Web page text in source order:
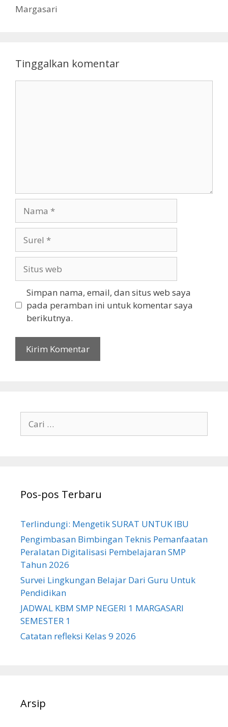
Margasari
Tinggalkan komentar
web
Simpan nama, email, dan situs web saya
pada peramban ini untuk komentar saya
berikutnya.
untuk:
Pos-pos Terbaru
Terlindungi: Mengetik SURAT UNTUK IBU
Pengimbasan Bimbingan Teknis Pemanfaatan
Peralatan Digitalisasi Pembelajaran SMP
Tahun 2026
Survei Lingkungan Belajar Dari Guru Untuk
Pendidikan
JADWAL KBM SMP NEGERI 1 MARGASARI
SEMESTER 1
Catatan refleksi Kelas 9 2026
Arsip